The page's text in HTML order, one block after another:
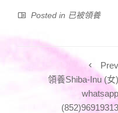
Posted in 已被領養
Prev
領養Shiba-Inu (女)
whatsapp
(852)96919313